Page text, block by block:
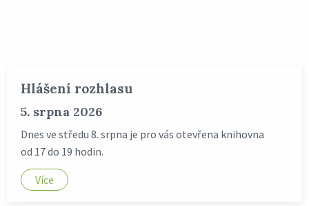
Hlášení rozhlasu
5. srpna 2026
Dnes ve středu 8. srpna je pro vás otevřena knihovna
od 17 do 19 hodin.
Více